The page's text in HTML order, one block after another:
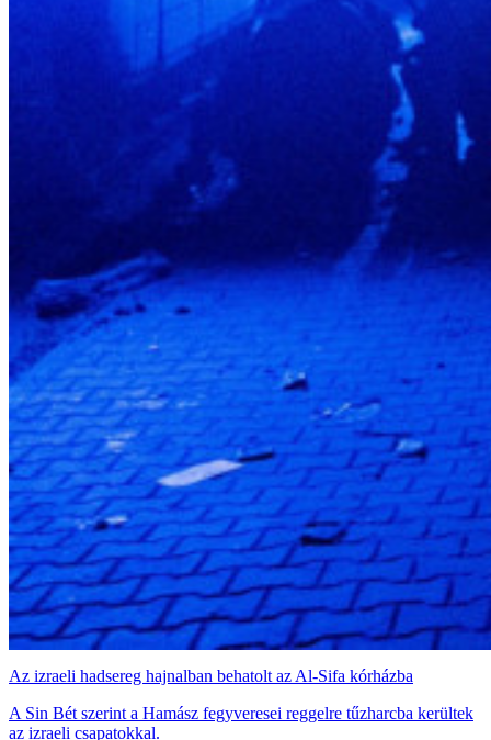
Az izraeli hadsereg hajnalban behatolt az Al-Sifa kórházba
A Sin Bét szerint a Hamász fegyveresei reggelre tűzharcba kerültek
az izraeli csapatokkal.